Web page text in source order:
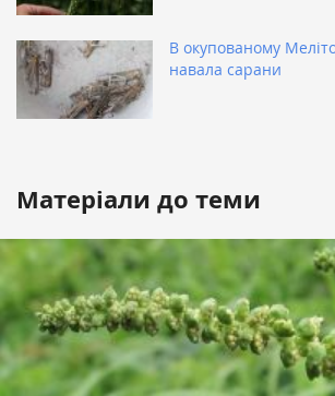
В окупованому
навала сарани
Матеріали до теми